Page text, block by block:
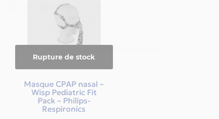
Rupture de stock
Masque CPAP nasal –
Wisp Pediatric Fit
Pack – Philips-
Respironics